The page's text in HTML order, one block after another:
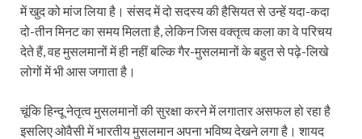
में खुद को मांज लिया है। संसद में दो सदस्य की हैसियत से उन्‍हें यदा-कदा
दो-तीन मिनट का समय मिलता है, लेकिन जिस वक्तृत्‍व कला का वे परिचय
देते हैं, वह मुसलमानों में ही नहीं बल्कि गैर-मुसलमानों के बहुत से पढ़े-लिखे
लोगों में भी आस जगाता है।
चूंकि हिन्दू नेतृत्व मुसलमानों की सुरक्षा करने में लगातार असफल हो रहा है
इसलिए ओवैसी में भारतीय मुसलमान अपना भविष्य देखने लगा है। शायद